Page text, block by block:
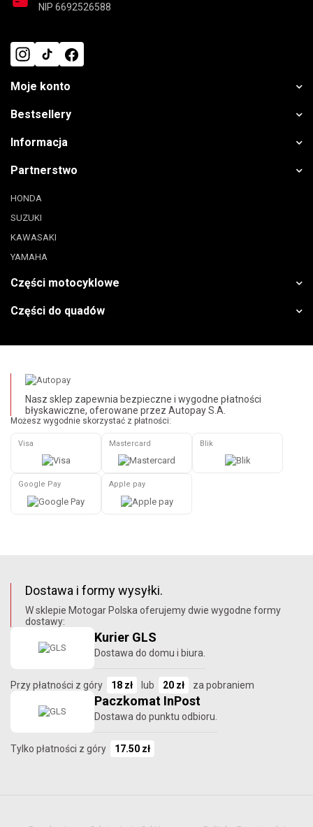
NIP 6692526588
Moje konto
Bestsellery
Informacja
Partnerstwo
HONDA
SUZUKI
KAWASAKI
YAMAHA
Części motocyklowe
Części do quadów
Nasz sklep zapewnia bezpieczne i wygodne płatności
błyskawiczne, oferowane przez Autopay S.A.
Możesz wygodnie skorzystać z płatności:
Visa Mastercard Blik
Google Pay Apple pay
Dostawa i formy wysyłki.
W sklepie Motogar Polska oferujemy dwie wygodne formy
dostawy:
Kurier GLS
Dostawa do domu i biura.
Przy płatności z góry 18 zł lub 20 zł za pobraniem
Paczkomat InPost
Dostawa do punktu odbioru.
Tylko płatności z góry 17.50 zł